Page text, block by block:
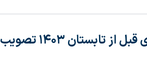
احداث فوری ۴۵۰۰ مگاوات نیروگاه خورشیدی قبل از تابستان ۱۴۰۳ تصویب